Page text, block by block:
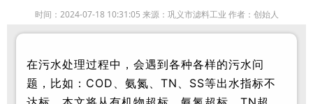
时间：2024-07-18 10:31:05 来源：巩义市滤料工业 作者：创始人
在污水处理过程中，会遇到各种各样的污水问
题，比如：COD、氨氮、TN、SS等出水指标不